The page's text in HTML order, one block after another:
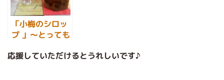
「小梅のシロッ
プ 」～とっても
康ジュース♪～
応援していただけるとうれしいです♪